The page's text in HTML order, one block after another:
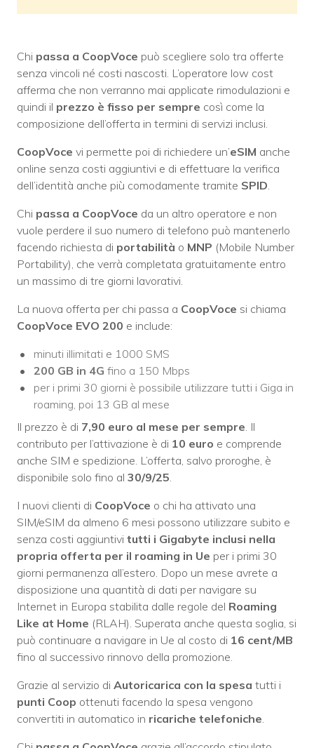
Chi passa a CoopVoce può scegliere solo tra offerte
senza vincoli né costi nascosti. L’operatore low cost
afferma che non verranno mai applicate rimodulazioni e
quindi il prezzo è fisso per sempre così come la
composizione dell’offerta in termini di servizi inclusi.
CoopVoce vi permette poi di richiedere un’eSIM anche
online senza costi aggiuntivi e di effettuare la verifica
dell’identità anche più comodamente tramite SPID.
Chi passa a CoopVoce da un altro operatore e non
vuole perdere il suo numero di telefono può mantenerlo
facendo richiesta di portabilità o MNP (Mobile Number
Portability), che verrà completata gratuitamente entro
un massimo di tre giorni lavorativi.
La nuova offerta per chi passa a CoopVoce si chiama
CoopVoce EVO 200 e include:
minuti illimitati e 1000 SMS
200 GB in 4G fino a 150 Mbps
per i primi 30 giorni è possibile utilizzare tutti i Giga in
roaming, poi 13 GB al mese
Il prezzo è di 7,90 euro al mese per sempre. Il
contributo per l’attivazione è di 10 euro e comprende
anche SIM e spedizione. L’offerta, salvo proroghe, è
disponibile solo fino al 30/9/25.
I nuovi clienti di CoopVoce o chi ha attivato una
SIM/eSIM da almeno 6 mesi possono utilizzare subito e
senza costi aggiuntivi tutti i Gigabyte inclusi nella
propria offerta per il roaming in Ue per i primi 30
giorni permanenza all’estero. Dopo un mese avrete a
disposizione una quantità di dati per navigare su
Internet in Europa stabilita dalle regole del Roaming
Like at Home (RLAH). Superata anche questa soglia, si
può continuare a navigare in Ue al costo di 16 cent/MB
fino al successivo rinnovo della promozione.
Grazie al servizio di Autoricarica con la spesa tutti i
punti Coop ottenuti facendo la spesa vengono
convertiti in automatico in ricariche telefoniche.